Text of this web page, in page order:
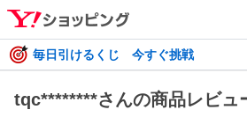
毎日引けるくじ 今すぐ挑戦
tqc********さんの商品レビュ